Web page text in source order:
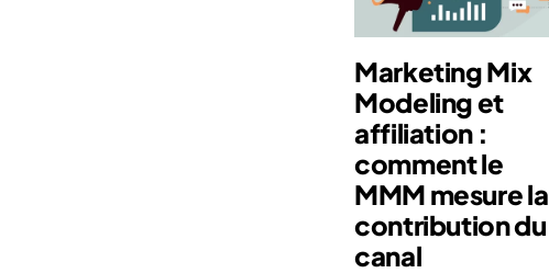
Marketing Mix
Modeling et
affiliation :
comment le
MMM mesure la
contribution du
canal